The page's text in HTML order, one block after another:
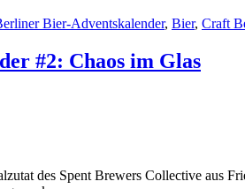
Bier-Adventskalender, Bier, Craft
#2: Chaos im Glas
des Spent Brewers Collective aus